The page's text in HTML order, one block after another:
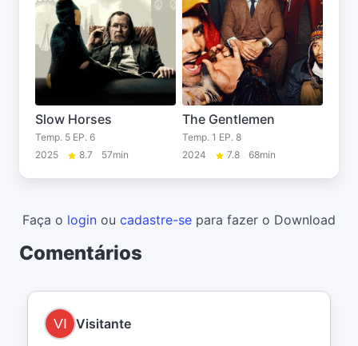
Slow Horses
Temp. 5 EP. 6
2025
8.7 57min
The Gentlemen
Temp. 1 EP. 8
2024
7.8 68min
Faça o login ou cadastre-se para fazer o Download
Comentários
Visitante